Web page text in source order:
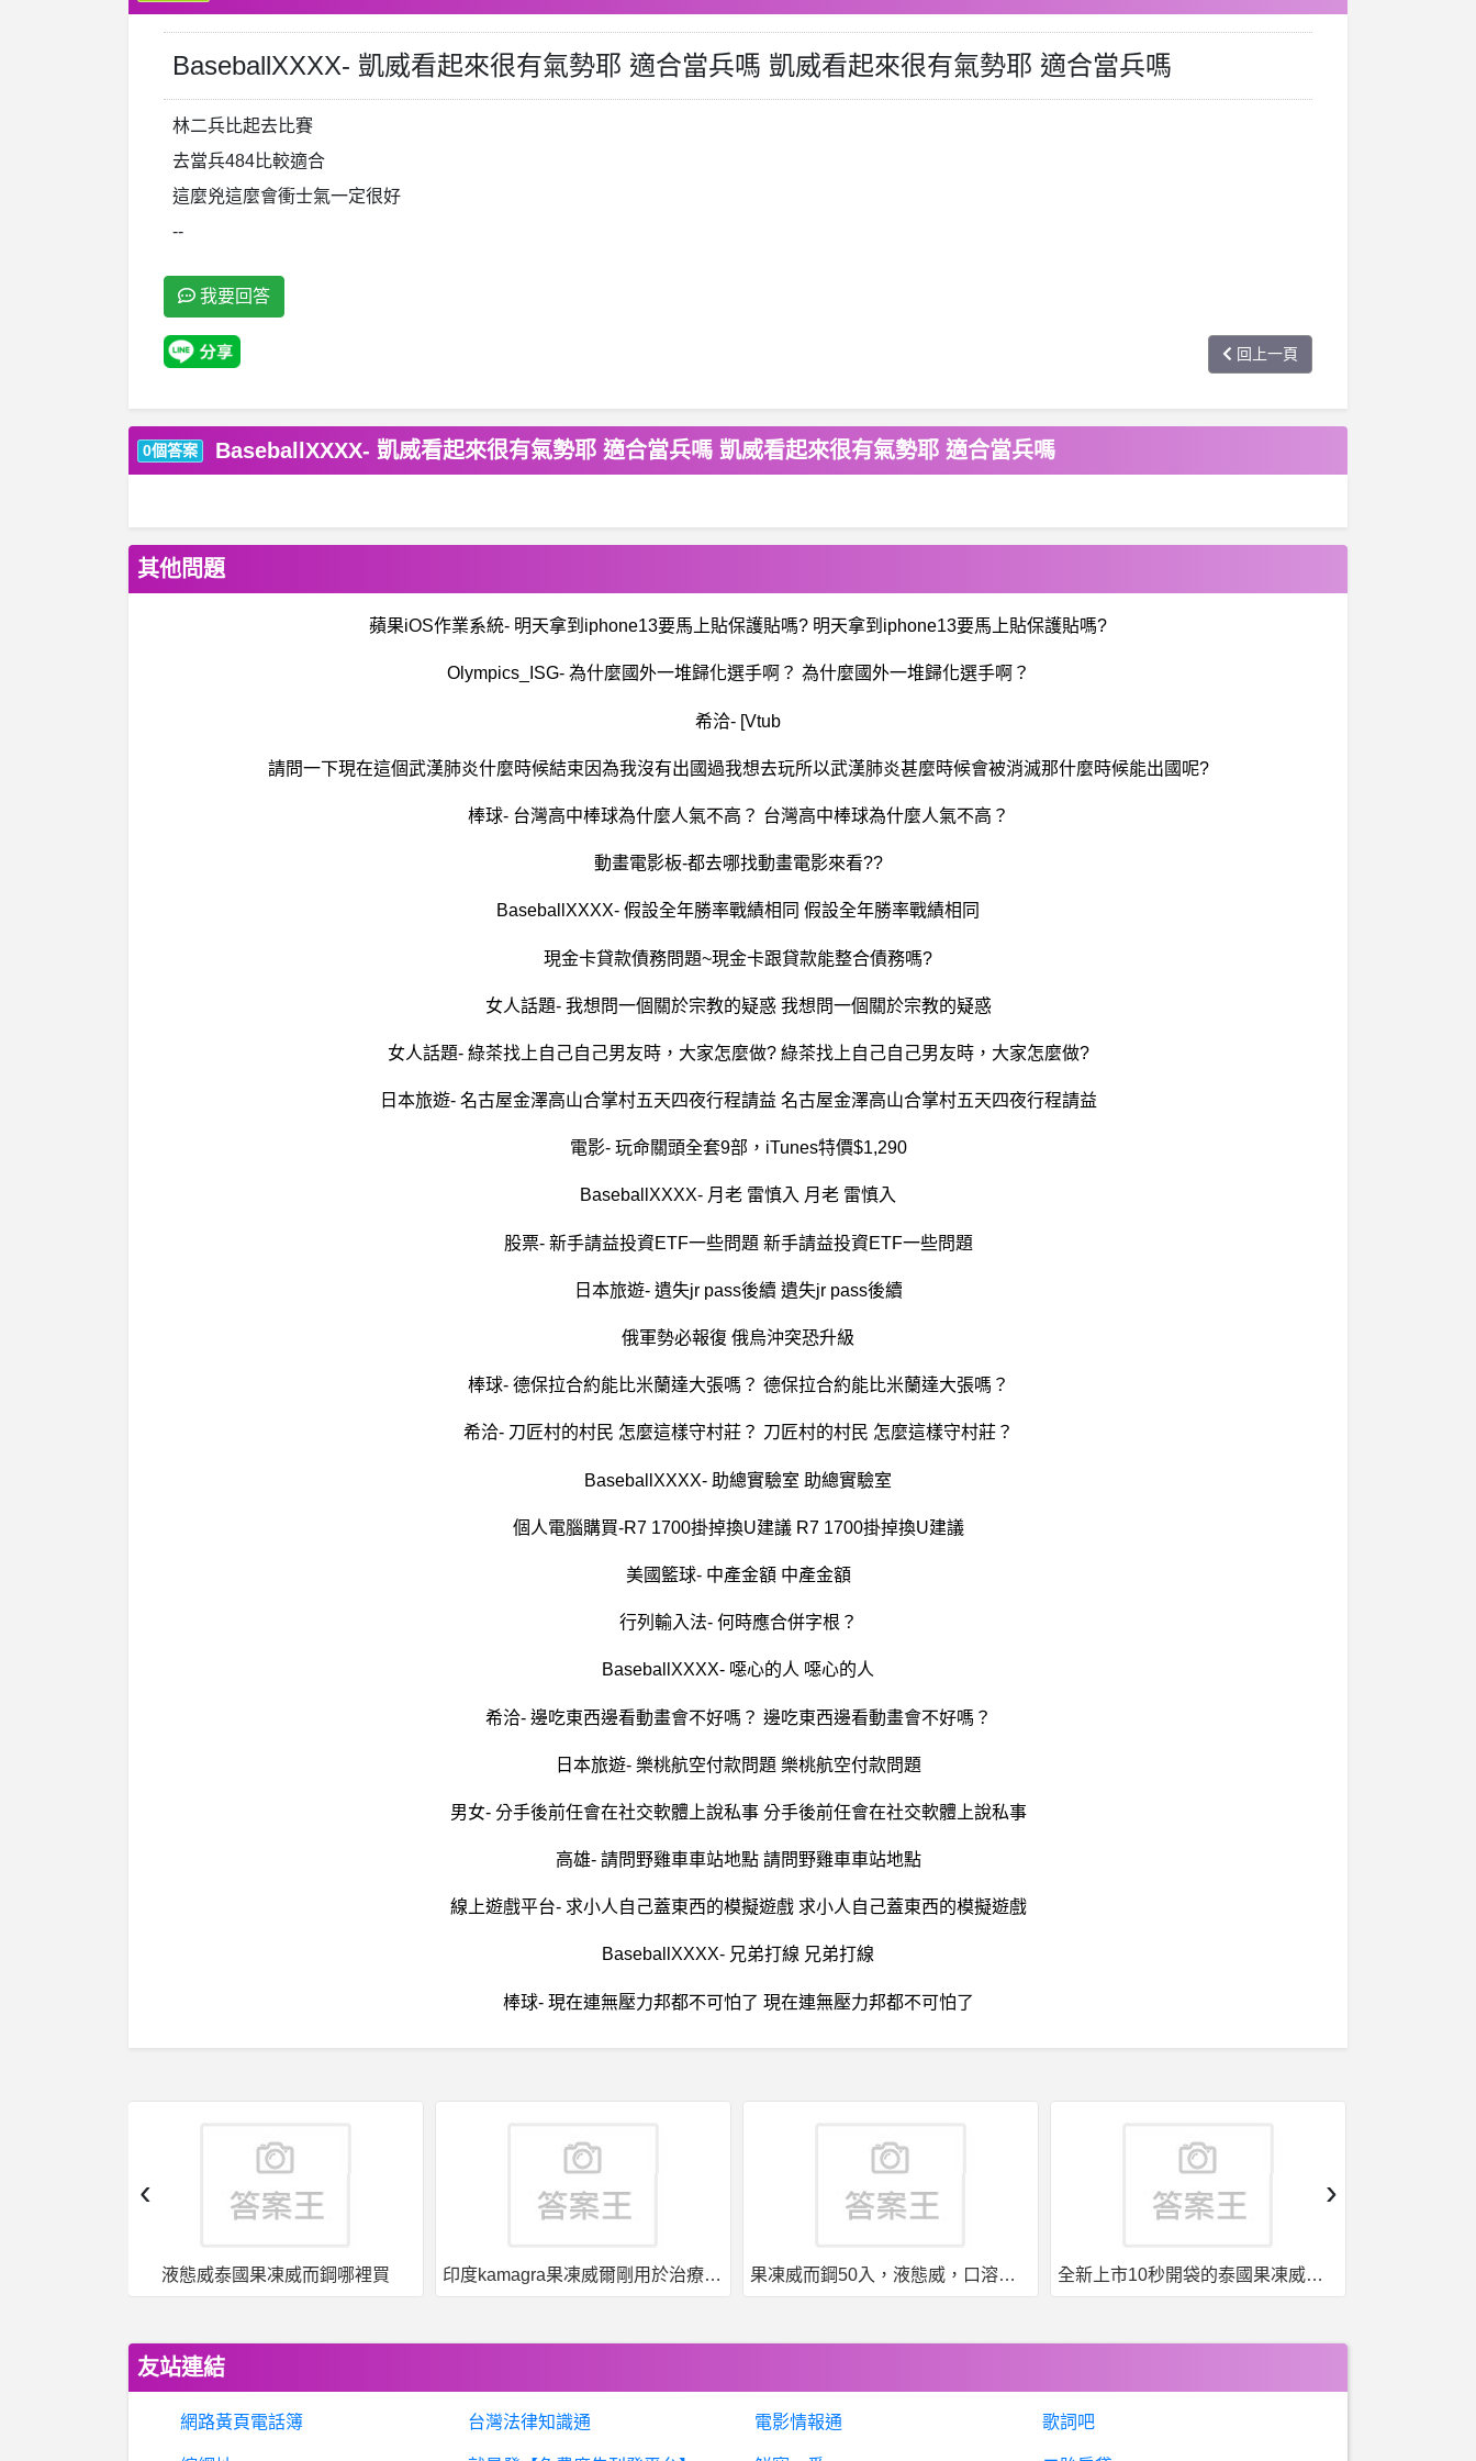
BaseballXXXX- 凱威看起來很有氣勢耶 適合當兵嗎 凱威看起來很有氣勢耶 適合當兵嗎
林二兵比起去比賽
去當兵484比較適合
這麼兇這麼會衝士氣一定很好
--
我要回答
回上一頁
0個答案 BaseballXXXX- 凱威看起來很有氣勢耶 適合當兵嗎 凱威看起來很有氣勢耶 適合當兵嗎
其他問題
蘋果iOS作業系統- 明天拿到iphone13要馬上貼保護貼嗎? 明天拿到iphone13要馬上貼保護貼嗎?
Olympics_ISG- 為什麼國外一堆歸化選手啊？ 為什麼國外一堆歸化選手啊？
希洽- [Vtub
請問一下現在這個武漢肺炎什麼時候結束因為我沒有出國過我想去玩所以武漢肺炎甚麼時候會被消滅那什麼時候能出國呢?
棒球- 台灣高中棒球為什麼人氣不高？ 台灣高中棒球為什麼人氣不高？
動畫電影板-都去哪找動畫電影來看??
BaseballXXXX- 假設全年勝率戰績相同 假設全年勝率戰績相同
現金卡貸款債務問題~現金卡跟貸款能整合債務嗎?
女人話題- 我想問一個關於宗教的疑惑 我想問一個關於宗教的疑惑
女人話題- 綠茶找上自己自己男友時，大家怎麼做? 綠茶找上自己自己男友時，大家怎麼做?
日本旅遊- 名古屋金澤高山合掌村五天四夜行程請益 名古屋金澤高山合掌村五天四夜行程請益
電影- 玩命關頭全套9部，iTunes特價$1,290
BaseballXXXX- 月老 雷慎入 月老 雷慎入
股票- 新手請益投資ETF一些問題 新手請益投資ETF一些問題
日本旅遊- 遺失jr pass後續 遺失jr pass後續
俄軍勢必報復 俄烏沖突恐升級
棒球- 德保拉合約能比米蘭達大張嗎？ 德保拉合約能比米蘭達大張嗎？
希洽- 刀匠村的村民 怎麼這樣守村莊？ 刀匠村的村民 怎麼這樣守村莊？
BaseballXXXX- 助總實驗室 助總實驗室
個人電腦購買-R7 1700掛掉換U建議 R7 1700掛掉換U建議
美國籃球- 中產金額 中產金額
行列輸入法- 何時應合併字根？
BaseballXXXX- 噁心的人 噁心的人
希洽- 邊吃東西邊看動畫會不好嗎？ 邊吃東西邊看動畫會不好嗎？
日本旅遊- 樂桃航空付款問題 樂桃航空付款問題
男女- 分手後前任會在社交軟體上說私事 分手後前任會在社交軟體上說私事
高雄- 請問野雞車車站地點 請問野雞車車站地點
線上遊戲平台- 求小人自己蓋東西的模擬遊戲 求小人自己蓋東西的模擬遊戲
BaseballXXXX- 兄弟打線 兄弟打線
棒球- 現在連無壓力邦都不可怕了 現在連無壓力邦都不可怕了
印度kamagra果凍威爾剛用於治療男性勃起功能障礙 果凍威而鋼50入，液態威，口溶速效 全新上市10秒開袋的泰國果凍威而鋼強勢來襲
‹ ›
友站連結
網路黃頁電話簿 台灣法律知識通 電影情報通 歌詞吧